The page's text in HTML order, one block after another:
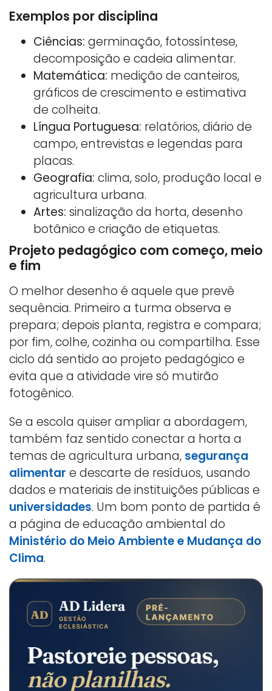
Exemplos por disciplina
Ciências: germinação, fotossíntese,
decomposição e cadeia alimentar.
Matemática: medição de canteiros,
gráficos de crescimento e estimativa
de colheita.
Língua Portuguesa: relatórios, diário de
campo, entrevistas e legendas para
placas.
Geografia: clima, solo, produção local e
agricultura urbana.
Artes: sinalização da horta, desenho
botânico e criação de etiquetas.
Projeto pedagógico com começo, meio
e fim
O melhor desenho é aquele que prevê
sequência. Primeiro a turma observa e
prepara; depois planta, registra e compara;
por fim, colhe, cozinha ou compartilha. Esse
ciclo dá sentido ao projeto pedagógico e
evita que a atividade vire só mutirão
fotogênico.
Se a escola quiser ampliar a abordagem,
também faz sentido conectar a horta a
temas de agricultura urbana, segurança
alimentar e descarte de resíduos, usando
dados e materiais de instituições públicas e
universidades. Um bom ponto de partida é
a página de educação ambiental do
Ministério do Meio Ambiente e Mudança do
Clima.